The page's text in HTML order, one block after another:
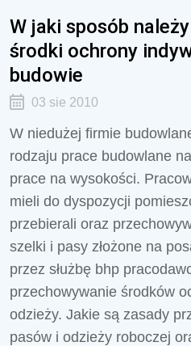
W jaki sposób
środki ochrony
budowie
03 sie 2010
W niedużej firmie
rodzaju prace budowlane
prace na wysokości.
mieli do dyspozycji
przebierali oraz
szelki i pasy złożone na
przez służbę bhp
przechowywanie środków
odzieży. Jakie są zasady
pasów i odzieży roboczej